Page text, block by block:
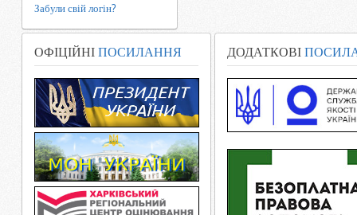
Забули свій логін?
ОФІЦІЙНІ ПОСИЛАННЯ ДОДАТКОВІ